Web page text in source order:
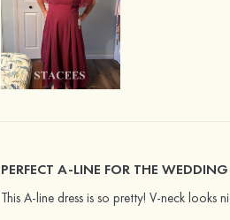
PERFECT A-LINE FOR THE WEDDING
This A-line dress is so pretty! V-neck looks